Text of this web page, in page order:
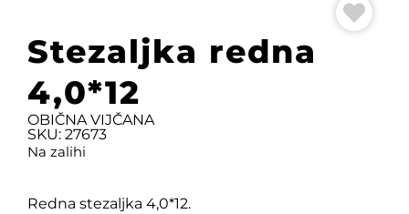
Stezaljka redna
4,0*12
OBIČNA VIJČANA
SKU: 27673
Na zalihi
Redna stezaljka 4,0*12.